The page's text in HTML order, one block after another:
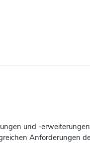
und -
Anforderungen